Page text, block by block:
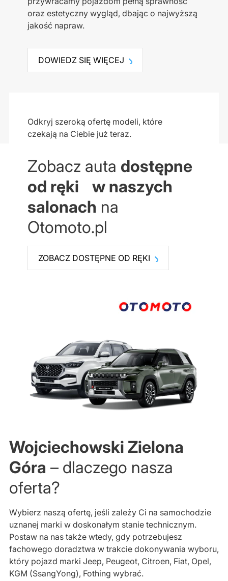
oraz estetyczny wygląd, dbając o najwyższą
jakość napraw.
DOWIEDZ SIĘ WIĘCEJ
Odkryj szeroką ofertę modeli, które
czekają na Ciebie już teraz.
Zobacz auta dostępne
od ręki w naszych
salonach na
Otomoto.pl
ZOBACZ DOSTĘPNE OD RĘKI
Wojciechowski Zielona
Góra – dlaczego nasza
oferta?
Wybierz naszą ofertę, jeśli zależy Ci na samochodzie
uznanej marki w doskonałym stanie technicznym.
Postaw na nas także wtedy, gdy potrzebujesz
fachowego doradztwa w trakcie dokonywania wyboru,
który pojazd marki Jeep, Peugeot, Citroen, Fiat, Opel,
KGM (SsangYong), Fothing wybrać.